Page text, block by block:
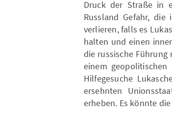
Druck der Straße in
Russland Gefahr, die
verlieren, falls es
halten und einen
die russische Führung
einem
Hilfegesuche
ersehnten
erheben. Es könnte